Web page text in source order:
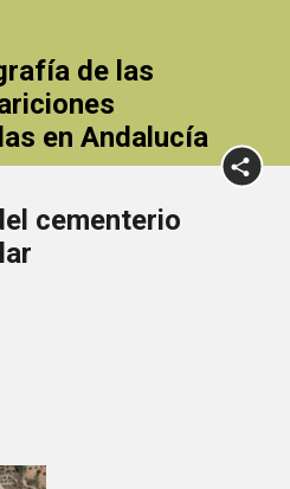
de las
en Andalucía
cementerio